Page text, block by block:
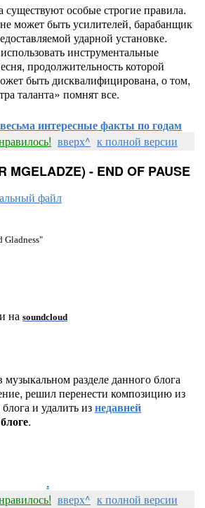
существуют особые строгие правила.
может быть усилителей, барабанщик
ударной установке.
инструментальные
продолжительность которой
быть дисквалифицирована, о том,
таланта» помнят все.
интересные факты по годам
вверх^ к полной версии
MGELADZE) - END OF PAUSE
файл
Gladness"
на soundcloud
музыкальном разделе данного блога
решил перенести композицию из
и удалить изнедавней
.
.
вверх^ к полной версии